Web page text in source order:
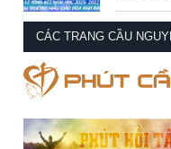
CÁC TRANG CẦU